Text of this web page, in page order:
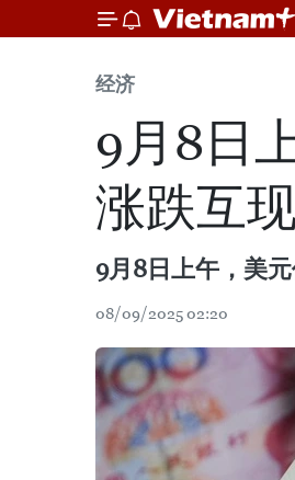
经济
9月8日
涨跌互
9月8日上午，美
08/09/2025 02:20